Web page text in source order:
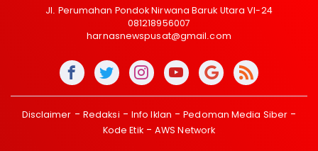
Jl. Perumahan Pondok Nirwana Baruk Utara VI-24
081218956007
harnasnewspusat@gmail.com
Disclaimer Redaksi Info Iklan
Pedoman Media Siber
Kode Etik
AWS Network